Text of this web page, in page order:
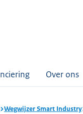
Over ons
Wegwijzer Smart Industry